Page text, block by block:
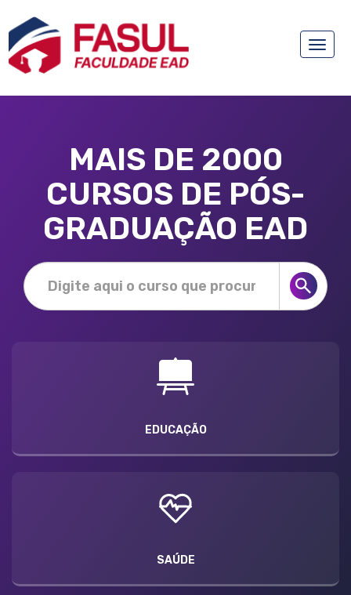
Toggle
MAIS DE 2000
CURSOS DE PÓS-
GRADUAÇÃO EAD
EDUCAÇÃO
SAÚDE